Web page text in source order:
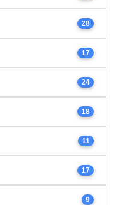
28
17
24
18
11
17
9